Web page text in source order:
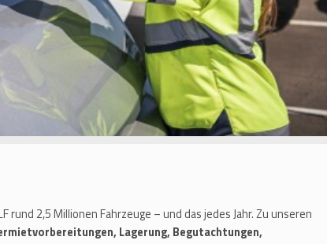
rund 2,5 Millionen Fahrzeuge – und das jedes Jahr. Zu unseren
Lagerung, Begutachtungen,